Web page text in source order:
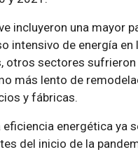
incluyeron una mayor
intensivo de energía en
otros sectores
más lento de
y fábricas.
eficiencia energética ya
del inicio de la